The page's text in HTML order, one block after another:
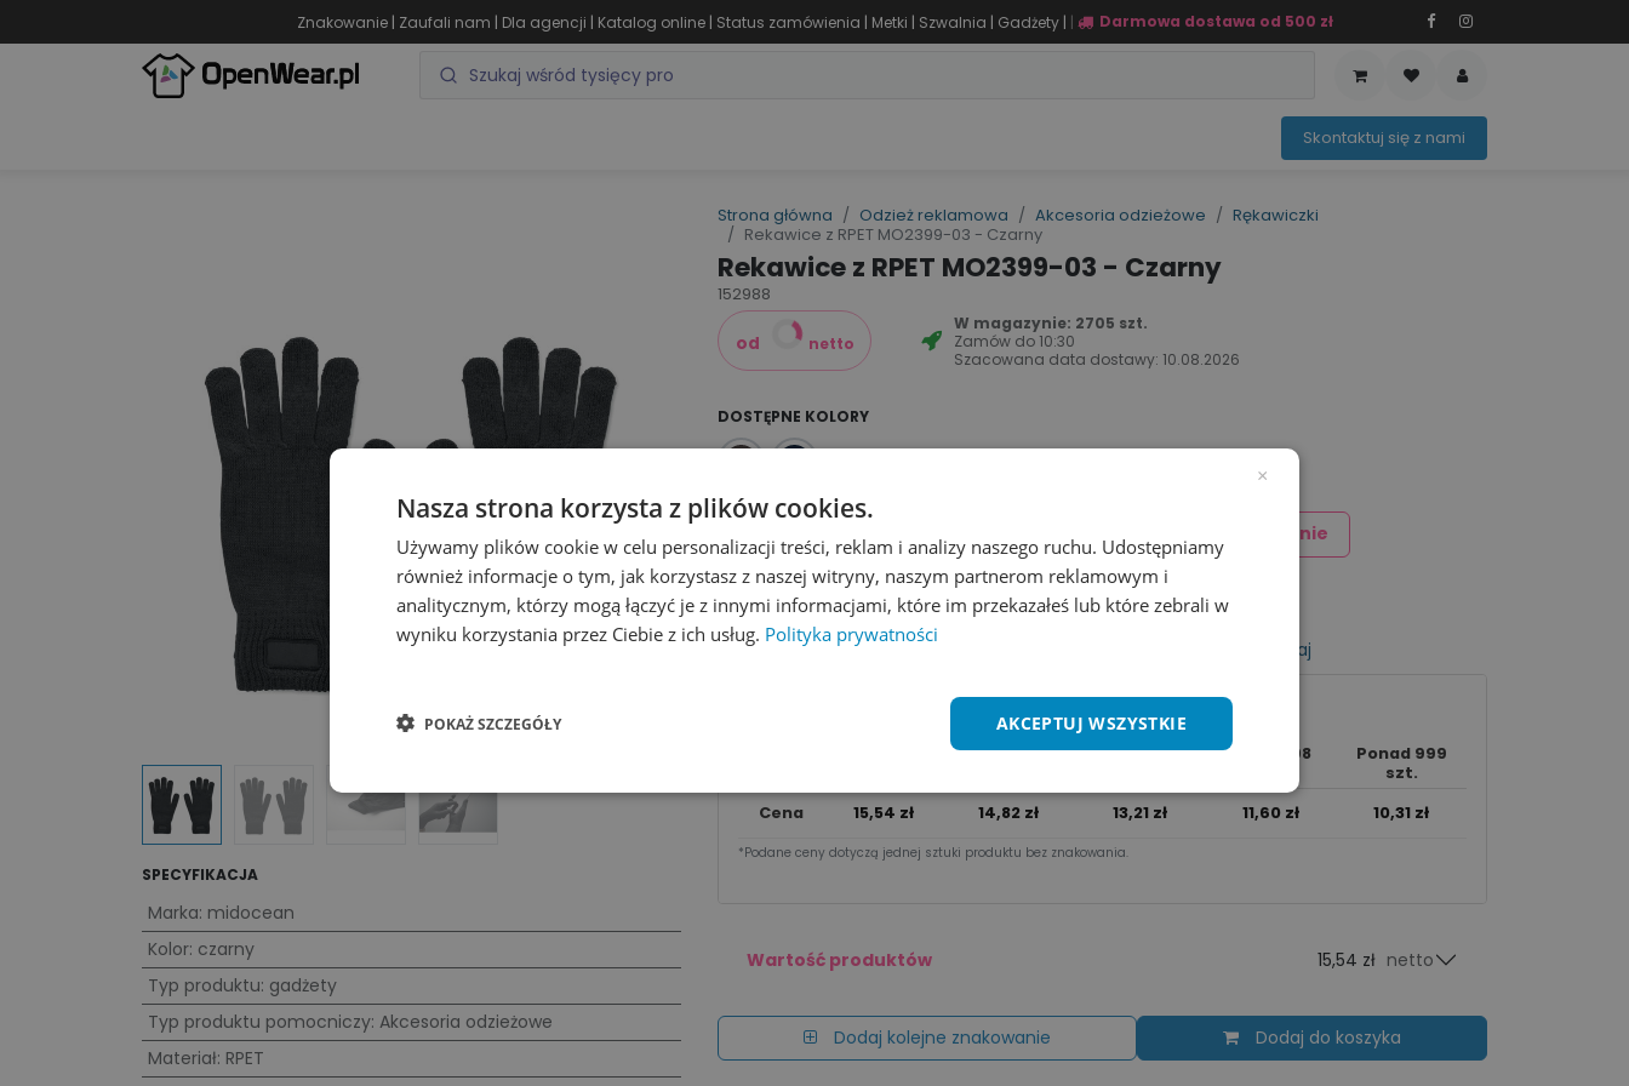
Znakowanie | Zaufali nam | Dla agencji | Katalog online | Status zamówienia | Metki | Szwalnia | Gadżety | | Darmowa dostawa od 500 zł
OFERTA SEZONOWASko​ntaktuj ​​​​się z nami​​​​
Strona główna Odzież reklamowa Akcesoria odzieżowe
Rękawiczki
Rekawice z RPET MO2399-03 - Czarny
Rekawice z RPET MO2399-03 - Czarny
152988
SPECYFIKACJA
Marka: midocean
Kolor: czarny
Typ produktu: gadżety
Typ produktu pomocniczy: Akcesoria odzieżowe
Materiał: RPET
od netto
W magazynie: 2705 szt.
Zamów do 10:30
Szacowana data dostawy: 10.08.2026
DOSTĘPNE KOLORY
Dodaj do koszyka Dodaj znakowanie
Wycena na maila
Zobacz wszystkie kolory Porównaj
Cena za sztu​kę zależy od nakładu:
240 - 998
Ponad 999
szt.
Cena
15,54 zł 14,82 zł 13,21zł 11,60zł 10,31 zł
*Podane ceny dotyczą jednej sztuki produktu bez znakowania.​
Wartość produktów 15,54 zł netto
Dodaj kolejne znakowanie Dodaj do koszyka
×
Nasza strona korzysta z plików cookies.
Używamy plików cookie w celu personalizacji treści, reklam i analizy naszego ruchu. Udostępniamy
również informacje o tym, jak korzystasz z naszej witryny, naszym partnerom reklamowym i
analitycznym, którzy mogą łączyć je z innymi informacjami, które im przekazałeś lub które zebrali w
wyniku korzystania przez Ciebie z ich usług. Polityka prywatności
AKCEPTUJ WSZYSTKIE
POKAŻ SZCZEGÓŁY